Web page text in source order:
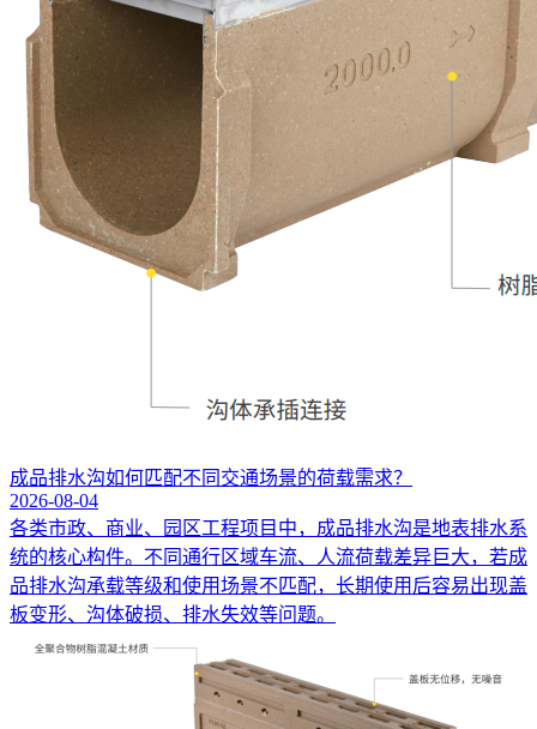
成品排水沟如何匹配不同交通场景的荷载需求？
2026-08-04
各类市政、商业、园区工程项目中，成品排水沟是地表排水系
统的核心构件。不同通行区域车流、人流荷载差异巨大，若成
品排水沟承载等级和使用场景不匹配，长期使用后容易出现盖
板变形、沟体破损、排水失效等问题。